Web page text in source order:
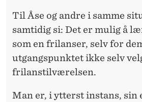
Til Åse og andre i samme
samtidig si: Det er mulig å
som en frilanser, selv for
utgangspunktet ikke selv
frilanstilværelsen.
Man er, i ytterst instans, sin